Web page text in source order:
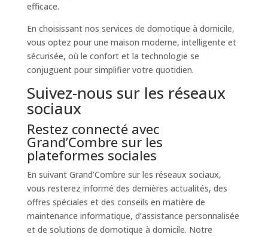
efficace.
En choisissant nos services de domotique à domicile,
vous optez pour une maison moderne, intelligente et
sécurisée, où le confort et la technologie se
conjuguent pour simplifier votre quotidien.
Suivez-nous sur les réseaux
sociaux
Restez connecté avec
Grand’Combre sur les
plateformes sociales
En suivant Grand’Combre sur les réseaux sociaux,
vous resterez informé des dernières actualités, des
offres spéciales et des conseils en matière de
maintenance informatique, d’assistance personnalisée
et de solutions de domotique à domicile. Notre